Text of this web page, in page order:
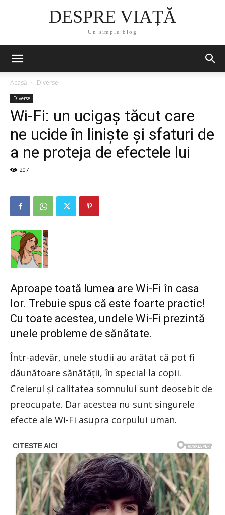
DESPRE VIAȚĂ
Un simplu blog
Acasă Diverse
Diverse
Wi-Fi: un ucigaș tăcut care
ne ucide în liniște și sfaturi de
a ne proteja de efectele lui
207
Aproape toată lumea are Wi-Fi în casa
lor. Trebuie spus că este foarte practic!
Cu toate acestea, undele Wi-Fi prezintă
unele probleme de sănătate.
Într-adevăr, unele studii au arătat că pot fi
dăunătoare sănătății, în special la copii.
Creierul și calitatea somnului sunt deosebit de
preocupate. Dar acestea nu sunt singurele
efecte ale Wi-Fi asupra corpului uman.